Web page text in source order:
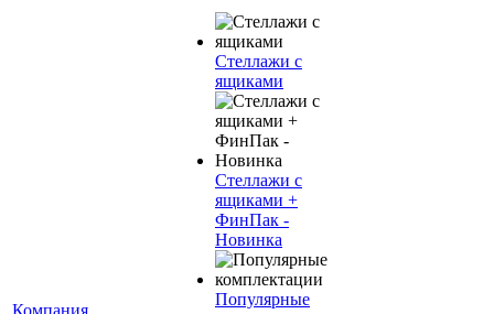
Компания
Стеллажи с
ящиками
Стеллажи с
ящиками +
ФинПак -
Новинка
Популярные